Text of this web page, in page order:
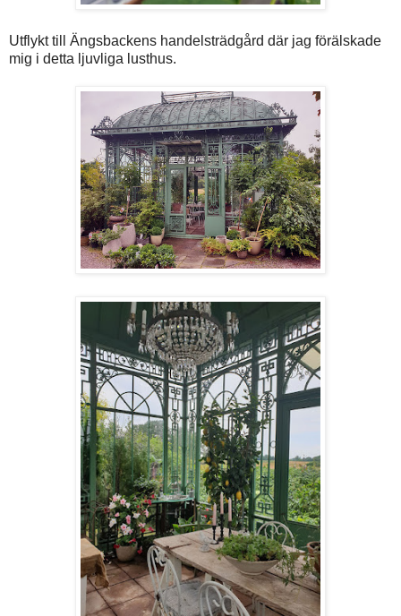
Utflykt till Ängsbackens handelsträdgård där jag förälskade
mig i detta ljuvliga lusthus.